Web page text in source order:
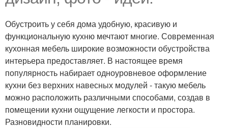
Обустроить у себя дома удобную, красивую и
функциональную кухню мечтают многие. Современная
кухонная мебель широкие возможности обустройства
интерьера предоставляет. В настоящее время
популярность набирает одноуровневое оформление
кухни без верхних навесных модулей - такую мебель
можно расположить различными способами, создав в
помещении кухни ощущение легкости и простора.
Разновидности планировки.